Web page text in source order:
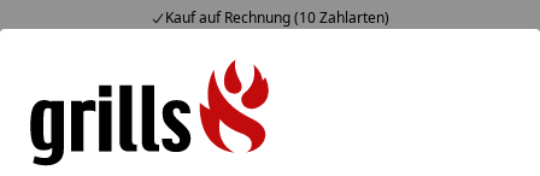
Kauf auf Rechnung (10 Zahlarten)
Alle Produkte
Mein Konto
Suchen